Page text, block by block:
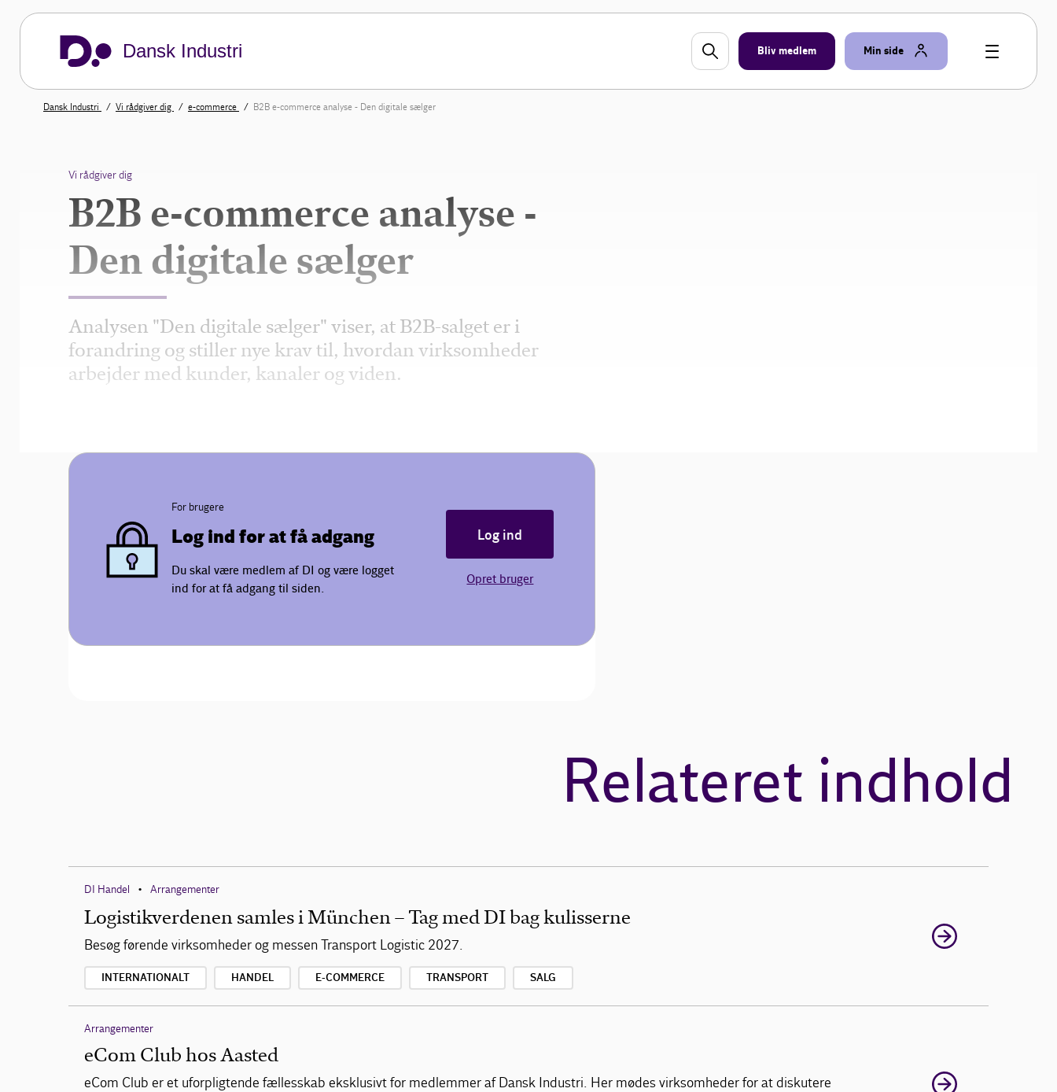
Dansk Industri Bliv medlem Min side
Dansk Industri Vi rådgiver dig e-commerce B2B e-commerce analyse - Den digitale sælger
Vi rådgiver dig
B2B e-commerce analyse -
Den digitale sælger
Analysen "Den digitale sælger" viser, at B2B-salget er i
forandring og stiller nye krav til, hvordan virksomheder
arbejder med kunder, kanaler og viden.
For brugere
Log ind for at få adgang
Du skal være medlem af DI og være logget
ind for at få adgang til siden.
Log ind
Opret bruger
Relateret indhold
DI Handel • Arrangementer
Logistikverdenen samles i München – Tag med DI bag kulisserne
Besøg førende virksomheder og messen Transport Logistic 2027.
INTERNATIONALT HANDEL E-COMMERCE TRANSPORT SALG
Arrangementer
eCom Club hos Aasted
eCom Club er et uforpligtende fællesskab eksklusivt for medlemmer af Dansk Industri. Her mødes virksomheder for at diskutere